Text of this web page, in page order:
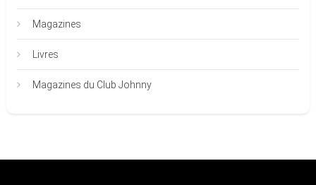
Magazines
Livres
Magazines du Club Johnny